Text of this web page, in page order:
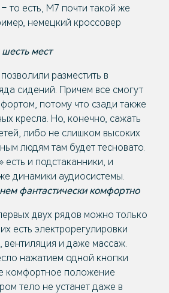
то есть, M7 почти такой же
немецкий кроссовер
мест
разместить в
сидений. Причем все смогут
потому что сзади также
кресла. Но, конечно, сажать
либо не слишком высоких
людям там будет тесновато.
есть и подстаканники, и
динамики аудиосистемы.
фантастически комфортно
двух рядов можно только
есть электрорегулировки
вентиляция и даже массаж.
нажатием одной кнопки
комфортное положение
тело не устанет даже в